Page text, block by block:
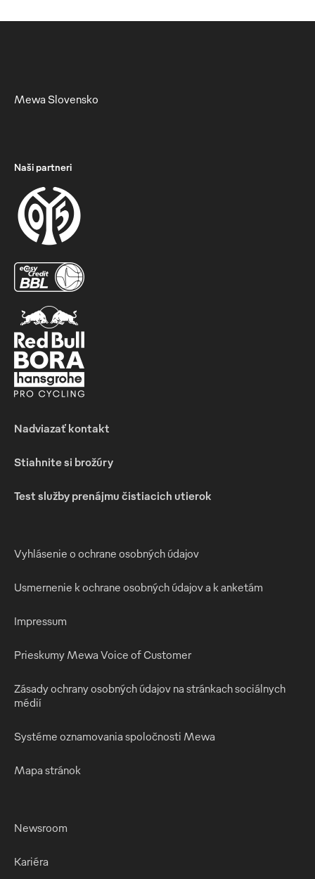
Mewa Slovensko
Naši partneri
Nadviazať kontakt
Stiahnite si brožúry
Test služby prenájmu čistiacich utierok
Vyhlásenie o ochrane osobných údajov
Usmernenie k ochrane osobných údajov a k anketám
Impressum
Prieskumy Mewa Voice of Customer
Zásady ochrany osobných údajov na stránkach sociálnych
médií
Systéme oznamovania spoločnosti Mewa
Mapa stránok
Newsroom
Kariéra